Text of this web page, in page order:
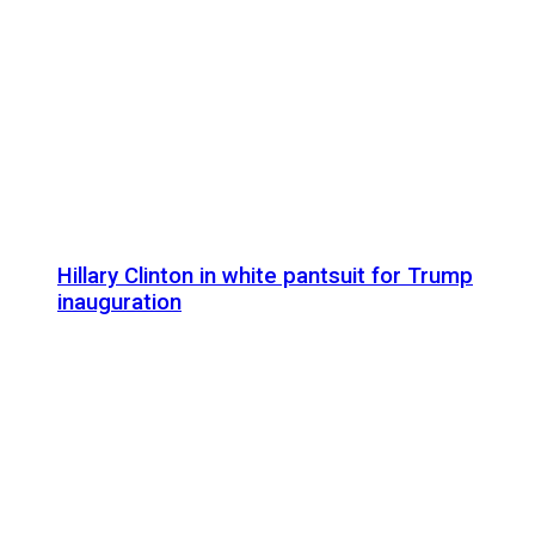
Hillary Clinton in white pantsuit for Trump
inauguration